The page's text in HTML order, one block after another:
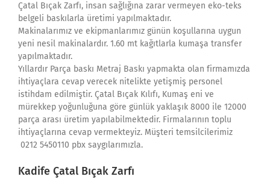
Çatal Bıçak Zarfı, insan sağlığına zarar vermeyen eko-teks
belgeli baskılarla üretimi yapılmaktadır.
Makinalarımız ve ekipmanlarımız günün koşullarına uygun
yeni nesil makinalardır. 1.60 mt kağıtlarla kumaşa transfer
yapılmaktadır.
Yıllardır Parça baskı Metraj Baskı yapmakta olan firmamızda
ihtiyaçlara cevap verecek nitelikte yetişmiş personel
istihdam edilmiştir. Çatal Bıçak Kılıfı, Kumaş eni ve
mürekkep yoğunluğuna göre günlük yaklaşık 8000 ile 12000
parça arası üretim yapılabilmektedir. Firmalarının toplu
ihtiyaçlarına cevap vermekteyiz. Müşteri temsilcilerimiz
0212 5450110 pbx saygılarımızla.
Kadife Çatal Bıçak Zarfı